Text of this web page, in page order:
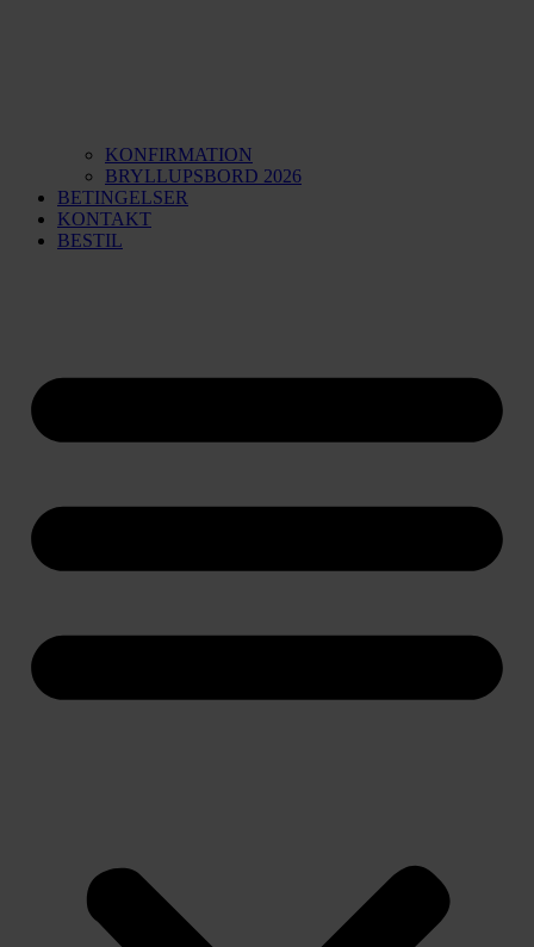
KONFIRMATION
BRYLLUPSBORD 2026
BETINGELSER
KONTAKT
BESTIL